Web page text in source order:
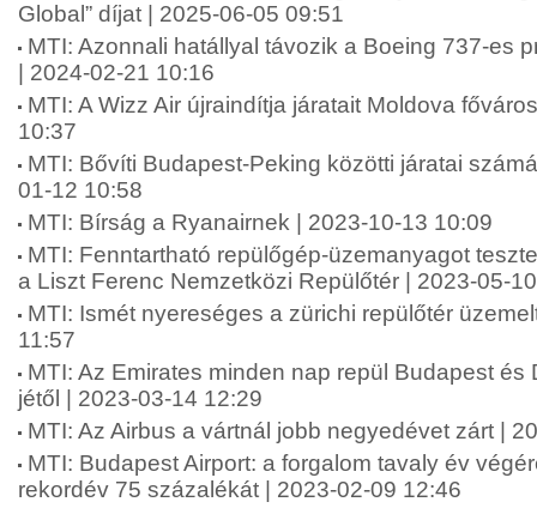
Global” díjat | 2025-06-05 09:51
MTI: Azonnali hatállyal távozik a Boeing 737-es
| 2024-02-21 10:16
MTI: A Wizz Air újraindítja járatait Moldova
10:37
MTI: Bővíti Budapest-Peking közötti járatai
01-12 10:58
MTI: Bírság a Ryanairnek | 2023-10-13 10:09
MTI: Fenntartható repülőgép-üzemanyagot
a Liszt Ferenc Nemzetközi Repülőtér | 2023-05-
MTI: Ismét nyereséges a zürichi repülőtér
11:57
MTI: Az Emirates minden nap repül Budapest és
jétől | 2023-03-14 12:29
MTI: Az Airbus a vártnál jobb negyedévet zárt |
MTI: Budapest Airport: a forgalom tavaly év
rekordév 75 százalékát | 2023-02-09 12:46